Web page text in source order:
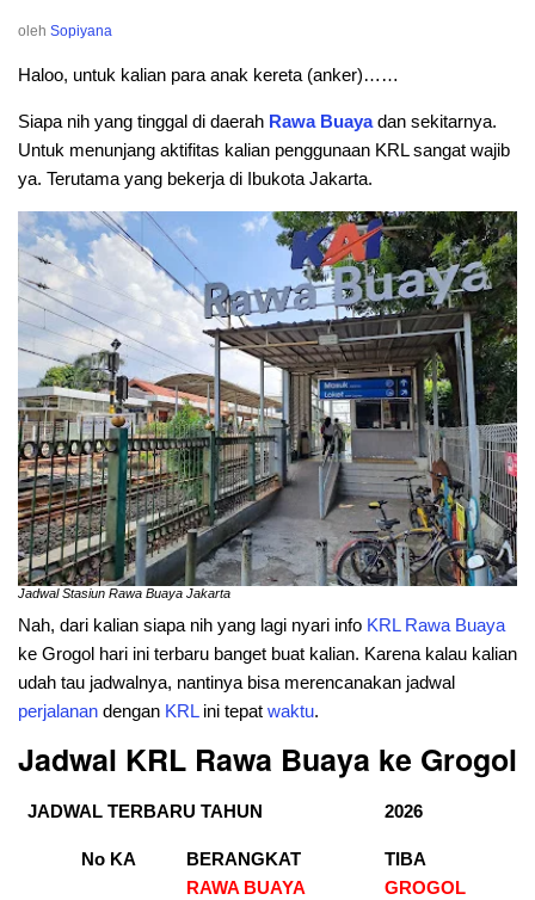
oleh Sopiyana
Haloo, untuk kalian para anak kereta (anker)……
Siapa nih yang tinggal di daerah RawaBuayadan sekitarnya.
Untuk menunjang aktifitas kalian penggunaan KRL sangat wajib
ya. Terutama yang bekerja di Ibukota Jakarta.
Jadwal Stasiun Rawa Buaya Jakarta
Nah, dari kalian siapa nih yang lagi nyari info KRL Rawa Buaya
ke Grogol hari ini terbaru banget buat kalian. Karena kalau kalian
udah tau jadwalnya, nantinya bisa merencanakan jadwal
perjalanan dengan KRLini tepat waktu.
Jadwal KRL Rawa Buaya ke Grogol
JADWAL TERBARU TAHUN 2026
No KA
BERANGKAT
RAWA BUAYA
TIBA
GROGOL